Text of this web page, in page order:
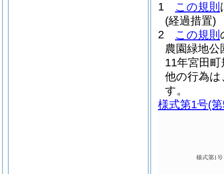
1
この規則
(経過措置)
2
この規則
農園緑地
11年宮田
他の行為は
す。
様式第1号(